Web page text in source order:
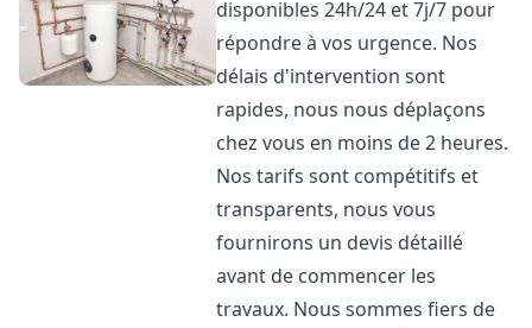
disponibles 24h/24 et 7j/7 pour
répondre à vos urgence. Nos
délais d'intervention sont
rapides, nous nous déplaçons
chez vous en moins de 2 heures.
Nos tarifs sont compétitifs et
transparents, nous vous
fournirons un devis détaillé
avant de commencer les
travaux. Nous sommes fiers de